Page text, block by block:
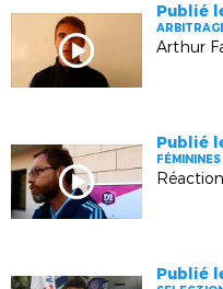
Publié
Publié
FÉMININES
Publié